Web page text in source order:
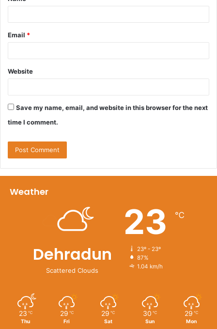
Email *
Website
Save my name, email, and website in this browser for the next
time I comment.
Weather
Dehradun
Scattered Clouds
23 ℃
23º - 23º
87%
1.04 km/h
23 ℃
Thu
29 ℃
Fri
29 ℃
Sat
30 ℃
Sun
29 ℃
Mon